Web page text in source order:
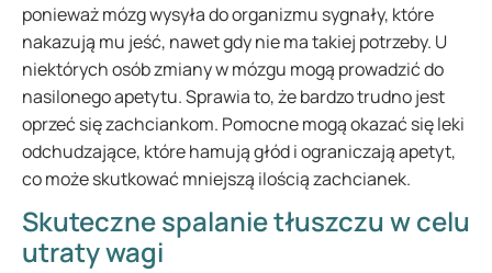
ponieważ mózg wysyła do ​​organizmu sygnały, które
nakazują mu jeść, nawet gdy nie ma takiej potrzeby. U
niektórych osób zmiany w mózgu mogą prowadzić do
nasilonego apetytu. Sprawia to, że bardzo trudno jest
oprzeć się zachciankom. Pomocne mogą okazać się leki
odchudzające, które hamują głód i ograniczają apetyt,
co może skutkować mniejszą ilością zachcianek.
Skuteczne spalanie tłuszczu w celu
utraty wagi